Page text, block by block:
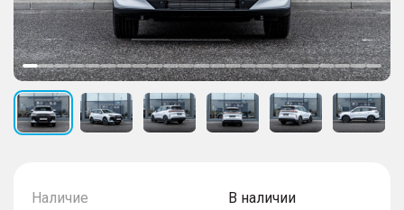
Наличие В наличии